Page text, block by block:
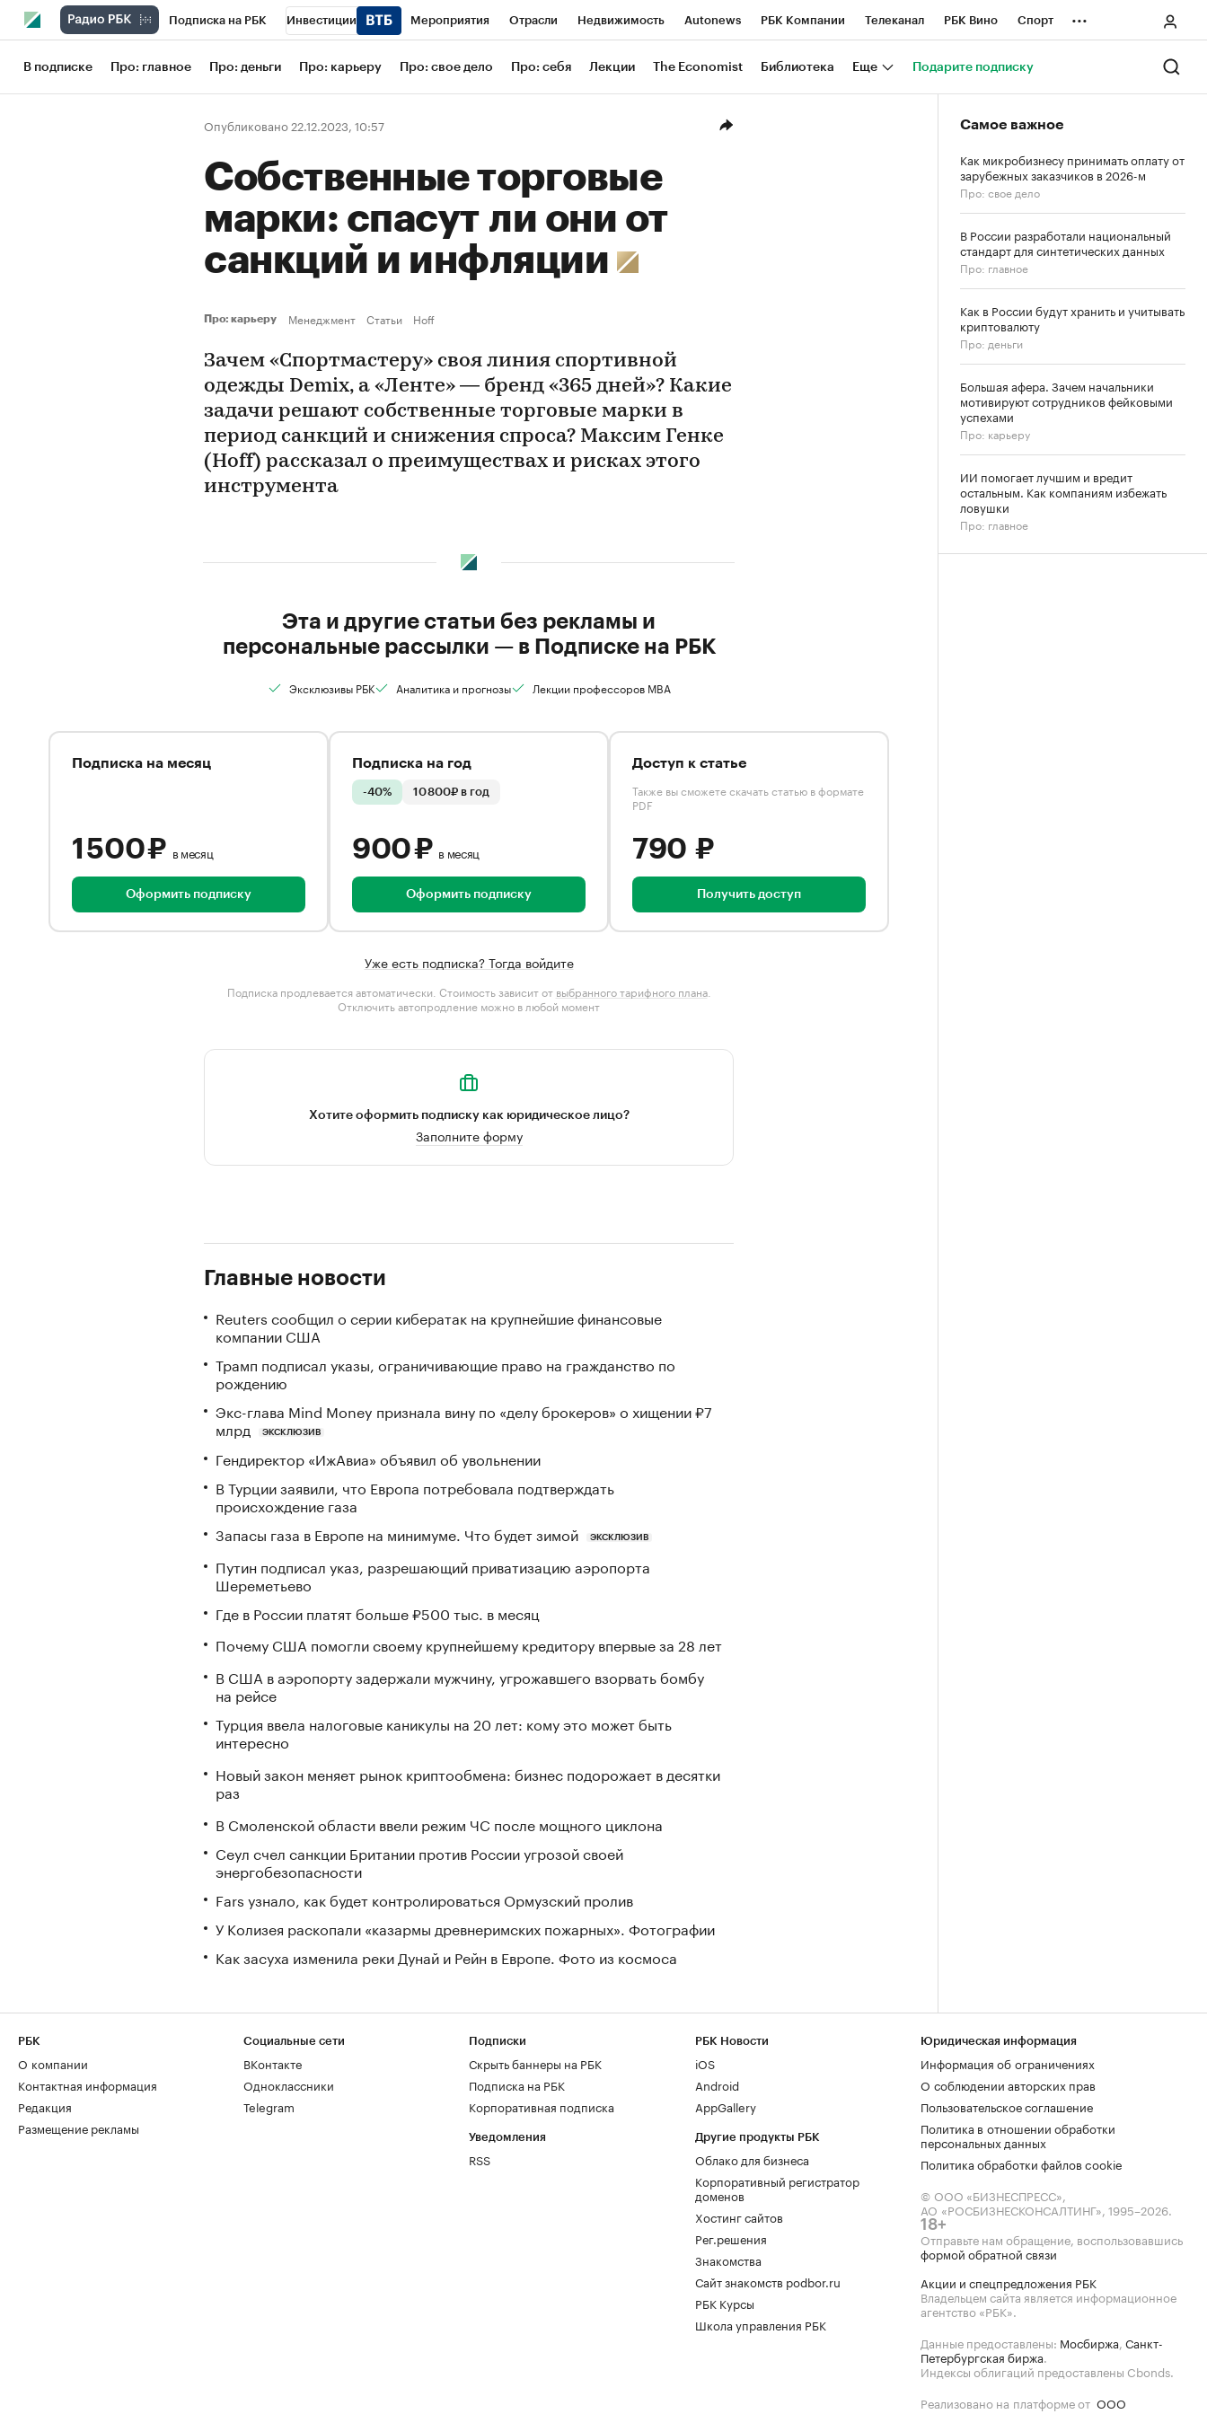
Подписка на РБК Инвестиции Мероприятия Отрасли Недвижимость Autonews РБК Компании Телеканал РБК Вино Спорт
Школа управления РБК РБК Образование РБК Life Тренды Визионеры Национальные проекты Город
Рынок наличной валюты
...
В подписке Про: главное Про: деньги Про: карьеру Про: свое дело Про: себя Лекции The Economist Библиотека Еще Подарите подписку
Опубликовано 22.12.2023, 10:57
Собственные торговые
марки: спасут ли они от
санкций и инфляции
Про: карьеру Менеджмент Статьи Hoff
Зачем «Спортмастеру» своя линия спортивной
одежды Demix, а «Ленте» — бренд «365 дней»? Какие
задачи решают собственные торговые марки в
период санкций и снижения спроса? Максим Генке
(Hoff) рассказал о преимуществах и рисках этого
инструмента
Эта и другие статьи без рекламы и
персональные рассылки — в Подписке на РБК
Эксклюзивы РБК Аналитика и прогнозы Лекции профессоров MBA
Подписка на месяц
1 500 ₽ в месяц
Оформить подписку
Подписка на год
-40% 10 800₽ в год
900 ₽ в месяц
Оформить подписку
Доступ к статье
Также вы сможете скачать статью в формате
PDF
790 ₽
Получить доступ
Уже есть подписка? Тогда войдите
Подписка продлевается автоматически. Стоимость зависит от выбранного тарифного плана.
Отключить автопродление можно в любой момент
Хотите оформить подписку как юридическое лицо?
Заполните форму
Главные новости
Reuters сообщил о серии кибератак на крупнейшие финансовые
компании США
Трамп подписал указы, ограничивающие право на гражданство по
рождению
Экс-глава Mind Money признала вину по «делу брокеров» о хищении ₽7
млрд
ЭКСКЛЮЗИВ
Гендиректор «ИжАвиа» объявил об увольнении
В Турции заявили, что Европа потребовала подтверждать
происхождение газа
Запасы газа в Европе на минимуме. Что будет зимой
ЭКСКЛЮЗИВ
Путин подписал указ, разрешающий приватизацию аэропорта
Шереметьево
Где в России платят больше ₽500 тыс. в месяц
Почему США помогли своему крупнейшему кредитору впервые за 28 лет
В США в аэропорту задержали мужчину, угрожавшего взорвать бомбу
на рейсе
Турция ввела налоговые каникулы на 20 лет: кому это может быть
интересно
Новый закон меняет рынок криптообмена: бизнес подорожает в десятки
раз
В Смоленской области ввели режим ЧС после мощного циклона
Сеул счел санкции Британии против России угрозой своей
энергобезопасности
Fars узнало, как будет контролироваться Ормузский пролив
У Колизея раскопали «казармы древнеримских пожарных». Фотографии
Как засуха изменила реки Дунай и Рейн в Европе. Фото из космоса
Самое важное
Как микробизнесу принимать оплату от
зарубежных заказчиков в 2026-м
Про: свое дело
В России разработали национальный
стандарт для синтетических данных
Про: главное
Как в России будут хранить и учитывать
криптовалюту
Про: деньги
Большая афера. Зачем начальники
мотивируют сотрудников фейковыми
успехами
Про: карьеру
ИИ помогает лучшим и вредит
остальным. Как компаниям избежать
ловушки
Про: главное
РБК
О компании
Контактная информация
Редакция
Размещение рекламы
Социальные сети
ВКонтакте
Одноклассники
Telegram
Подписки
Скрыть баннеры на РБК
Подписка на РБК
Корпоративная подписка
Уведомления
RSS
РБК Новости
iOS
Android
AppGallery
Другие продукты РБК
Облако для бизнеса
Корпоративный регистратор
доменов
Хостинг сайтов
Рег.решения
Знакомства
Сайт знакомств podbor.ru
РБК Курсы
Школа управления РБК
Юридическая информация
Информация об ограничениях
О соблюдении авторских прав
Пользовательское соглашение
Политика в отношении обработки
персональных данных
Политика обработки файлов cookie
© ООО «БИЗНЕСПРЕСС»,
АО «РОСБИЗНЕСКОНСАЛТИНГ», 1995–2026.
18+
Отправьте нам обращение, воспользовавшись
формой обратной связи
Акции и спецпредложения РБК
Владельцем сайта является информационное
агентство «РБК».
Данные предоставлены: Мосбиржа, Санкт-
Петербургская биржа.
Индексы облигаций предоставлены Cbonds.
Реализовано на платформе от ООО